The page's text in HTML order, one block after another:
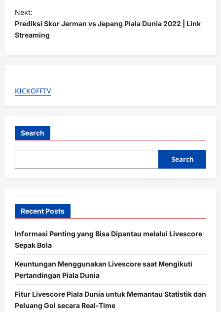
s
t
n
a
g
t
n
Next:
Prediksi Skor Jerman vs Jepang Piala Dunia 2022 | Link
Streaming
KICKOFFTV
Search
Search
Recent Posts
Informasi Penting yang Bisa Dipantau melalui Livescore
Sepak Bola
Keuntungan Menggunakan Livescore saat Mengikuti
Pertandingan Piala Dunia
Fitur Livescore Piala Dunia untuk Memantau Statistik dan
Peluang Gol secara Real-Time